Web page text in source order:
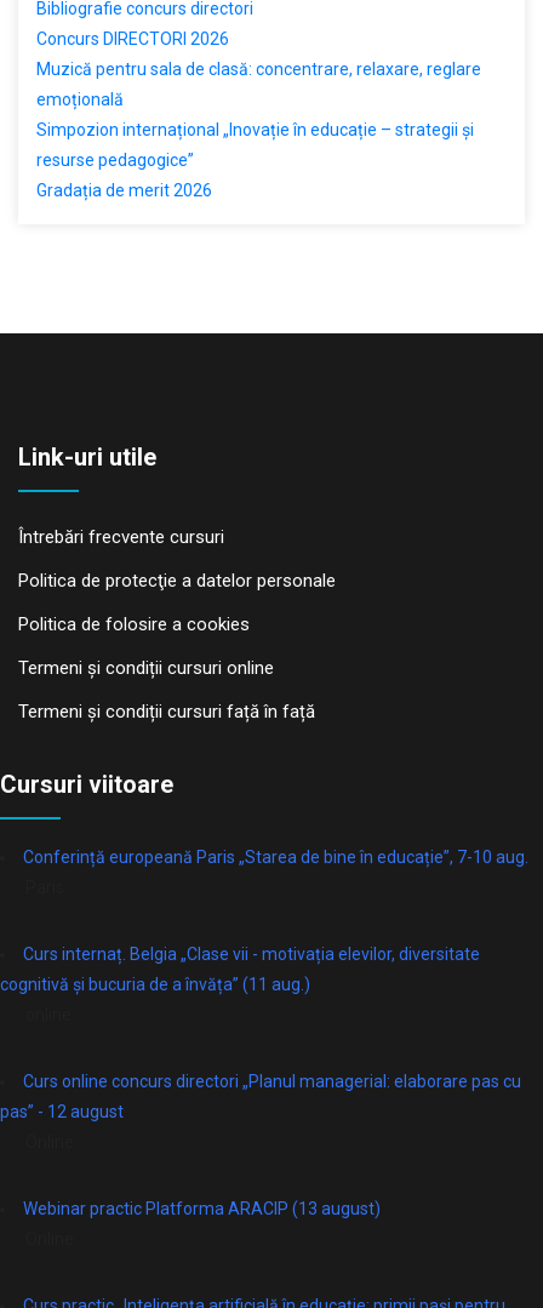
Bibliografie concurs directori
Concurs DIRECTORI 2026
Muzică pentru sala de clasă: concentrare, relaxare, reglare
emoțională
Simpozion internațional „Inovație în educație – strategii și
resurse pedagogice”
Gradația de merit 2026
Link-uri utile
Întrebări frecvente cursuri
Politica de protecţie a datelor personale
Politica de folosire a cookies
Termeni și condiții cursuri online
Termeni și condiții cursuri față în față
Cursuri viitoare
Conferință europeană Paris „Starea de bine în educație”, 7-10 aug.
Curs internaț. Belgia „Clase vii - motivația elevilor, diversitate
cognitivă și bucuria de a învăța” (11 aug.)
Curs online concurs directori „Planul managerial: elaborare pas cu
pas” - 12 august
Webinar practic Platforma ARACIP (13 august)